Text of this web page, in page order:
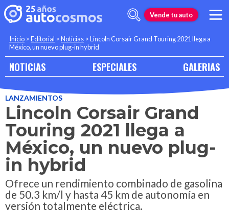
Vende tu auto
Inicio >Editorial >Noticias >Lincoln Corsair Grand Touring 2021 llega a
México, un nuevo plug-in hybrid
NOTICIAS ESPECIALES GALERIAS
LANZAMIENTOS
Lincoln Corsair Grand
Touring 2021 llega a
México, un nuevo plug-
in hybrid
Ofrece un rendimiento combinado de gasolina
de 50.3 km/l y hasta 45 km de autonomía en
versión totalmente eléctrica.